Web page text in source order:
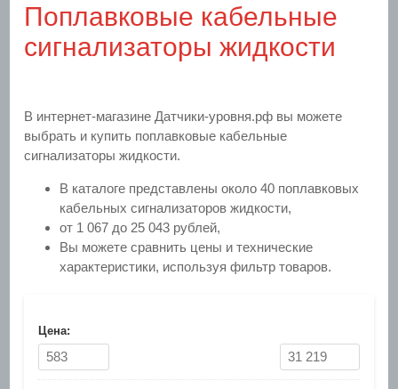
Поплавковые кабельные
сигнализаторы жидкости
В интернет-магазине Датчики-уровня.рф вы можете
выбрать и купить поплавковые кабельные
сигнализаторы жидкости.
В каталоге представлены около 40 поплавковых
кабельных сигнализаторов жидкости,
от 1 067 до 25 043 рублей,
Вы можете сравнить цены и технические
характеристики, используя фильтр товаров.
Цена: